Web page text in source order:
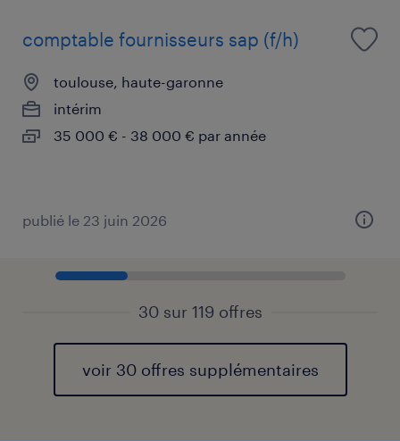
comptable fournisseurs sap (f/h)
toulouse, haute-garonne
intérim
35 000 € - 38 000 € par année
publié le 23 juin 2026
30 sur 119 offres
voir 30 offres supplémentaires